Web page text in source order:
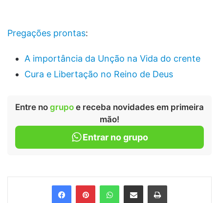
Pregações prontas:
A importância da Unção na Vida do crente
Cura e Libertação no Reino de Deus
Entre no grupo e receba novidades em primeira
mão!
Entrar no grupo
FacebookPinterestWhatsApp
Compartilhar via e-mail Imprimir